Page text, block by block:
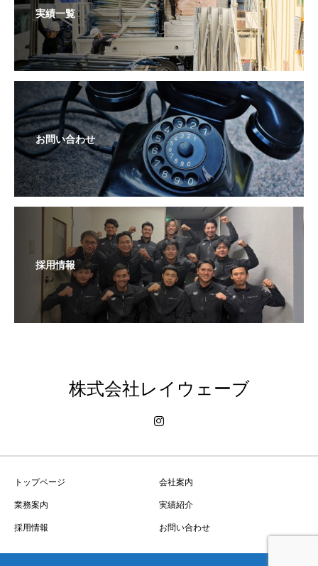
実績一覧
お問い合わせ
採用情報
株式会社レイウェーブ
トップページ
会社案内
業務案内
実績紹介
採用情報
お問い合わせ